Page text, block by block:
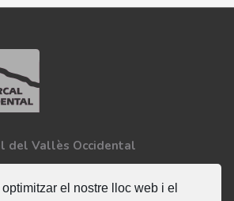
el nostre lloc web i el
del Vallès Occidental